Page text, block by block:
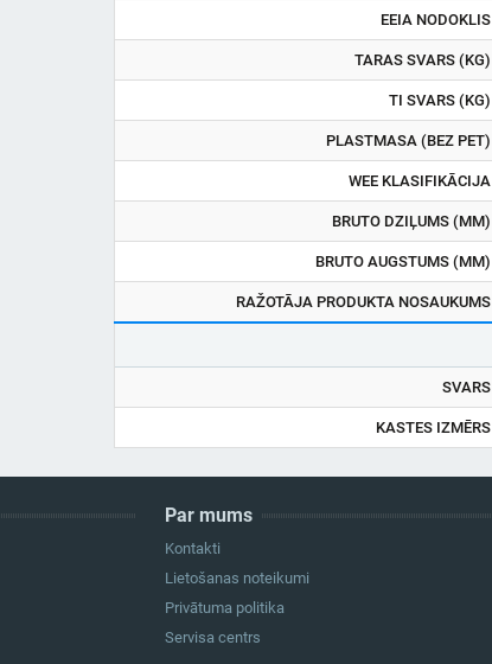
EEIA NODOKLIS
TARAS SVARS (KG)
TI SVARS (KG)
PLASTMASA (BEZ PET)
WEE KLASIFIKĀCIJA
BRUTO DZIĻUMS (MM)
BRUTO AUGSTUMS (MM)
RAŽOTĀJA PRODUKTA NOSAUKUMS
SVARS
KASTES IZMĒRS
Par mums
Kontakti
Lietošanas noteikumi
Privātuma politika
Servisa centrs